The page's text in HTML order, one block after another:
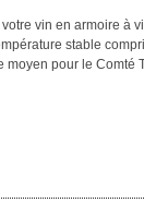
vin en armoire à
stable
moyen pour le Comté